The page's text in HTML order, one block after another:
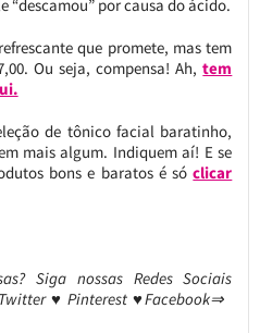
“descamou” por causa do ácido.
que promete, mas tem
Ou seja, compensa! Ah, tem
de tônico facial baratinho,
mais algum. Indiquem aí! E se
bons e baratos é sóclicar
Siga nossas Redes Sociais
♥ Pinterest ♥Facebook⇒